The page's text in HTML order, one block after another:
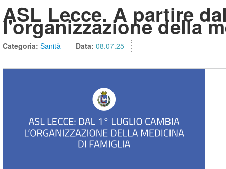
ASL Lecce. A partire
l'organizzazione della
Categoria: Sanità Data: 08.07.25